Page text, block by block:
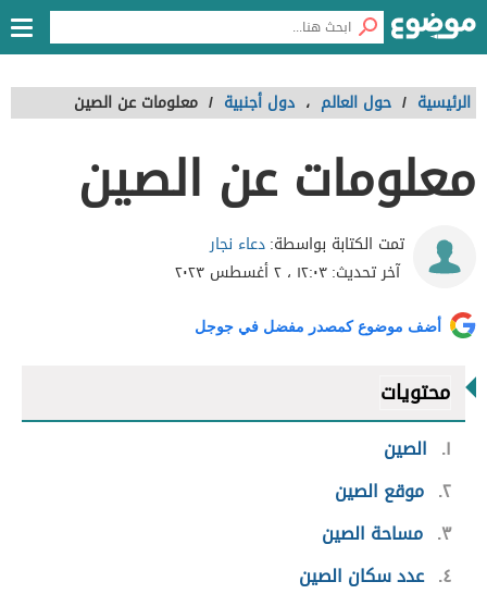
الرئيسية / حول العالم ، دول أجنبية / معلومات عن الصين
معلومات عن الصين
تمت الكتابة بواسطة:دعاء نجار
آخر تحديث:١٢:٠٣ ، ٢ أغسطس ٢٠٢٣
أضف موضوع كمصدر مفضل في جوجل
محتويات
١
الصين
٢ موقع الصين
٣ مساحة الصين
٤ عدد سكان الصين